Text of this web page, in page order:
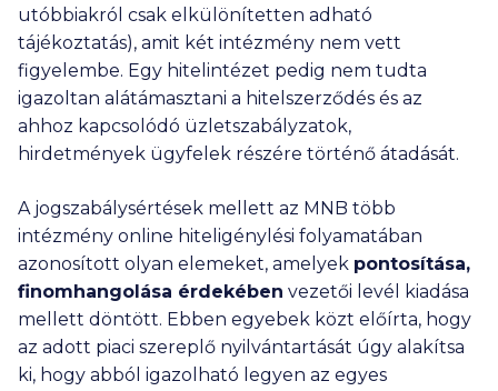
utóbbiakról csak elkülönítetten adható
tájékoztatás), amit két intézmény nem vett
figyelembe. Egy hitelintézet pedig nem tudta
igazoltan alátámasztani a hitelszerződés és az
ahhoz kapcsolódó üzletszabályzatok,
hirdetmények ügyfelek részére történő átadását.
A jogszabálysértések mellett az MNB több
intézmény online hiteligénylési folyamatában
azonosított olyan elemeket, amelyek pontosítása,
finomhangolása érdekében vezetői levél kiadása
mellett döntött. Ebben egyebek közt előírta, hogy
az adott piaci szereplő nyilvántartását úgy alakítsa
ki, hogy abból igazolható legyen az egyes